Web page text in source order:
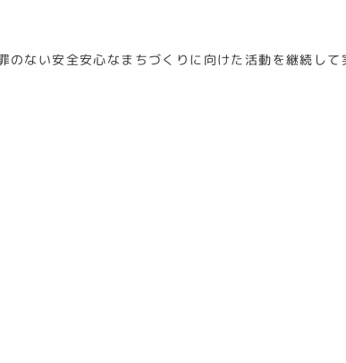
ない安全安心なまちづくりに向けた活動を継続して